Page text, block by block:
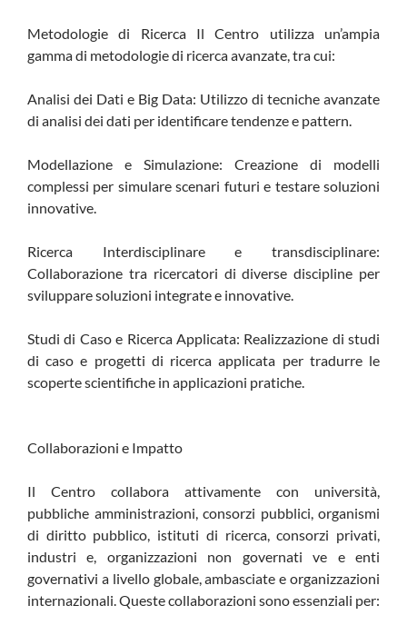
Metodologie di Ricerca Il Centro utilizza un’ampia
gamma di metodologie di ricerca avanzate, tra cui:
Analisi dei Dati e Big Data: Utilizzo di tecniche avanzate
di analisi dei dati per identificare tendenze e pattern.
Modellazione e Simulazione: Creazione di modelli
complessi per simulare scenari futuri e testare soluzioni
innovative.
Ricerca Interdisciplinare e transdisciplinare:
Collaborazione tra ricercatori di diverse discipline per
sviluppare soluzioni integrate e innovative.
Studi di Caso e Ricerca Applicata: Realizzazione di studi
di caso e progetti di ricerca applicata per tradurre le
scoperte scientifiche in applicazioni pratiche.
Collaborazioni e Impatto
Il Centro collabora attivamente con università,
pubbliche amministrazioni, consorzi pubblici, organismi
di diritto pubblico, istituti di ricerca, consorzi privati,
industri e, organizzazioni non governati ve e enti
governativi a livello globale, ambasciate e organizzazioni
internazionali. Queste collaborazioni sono essenziali per: